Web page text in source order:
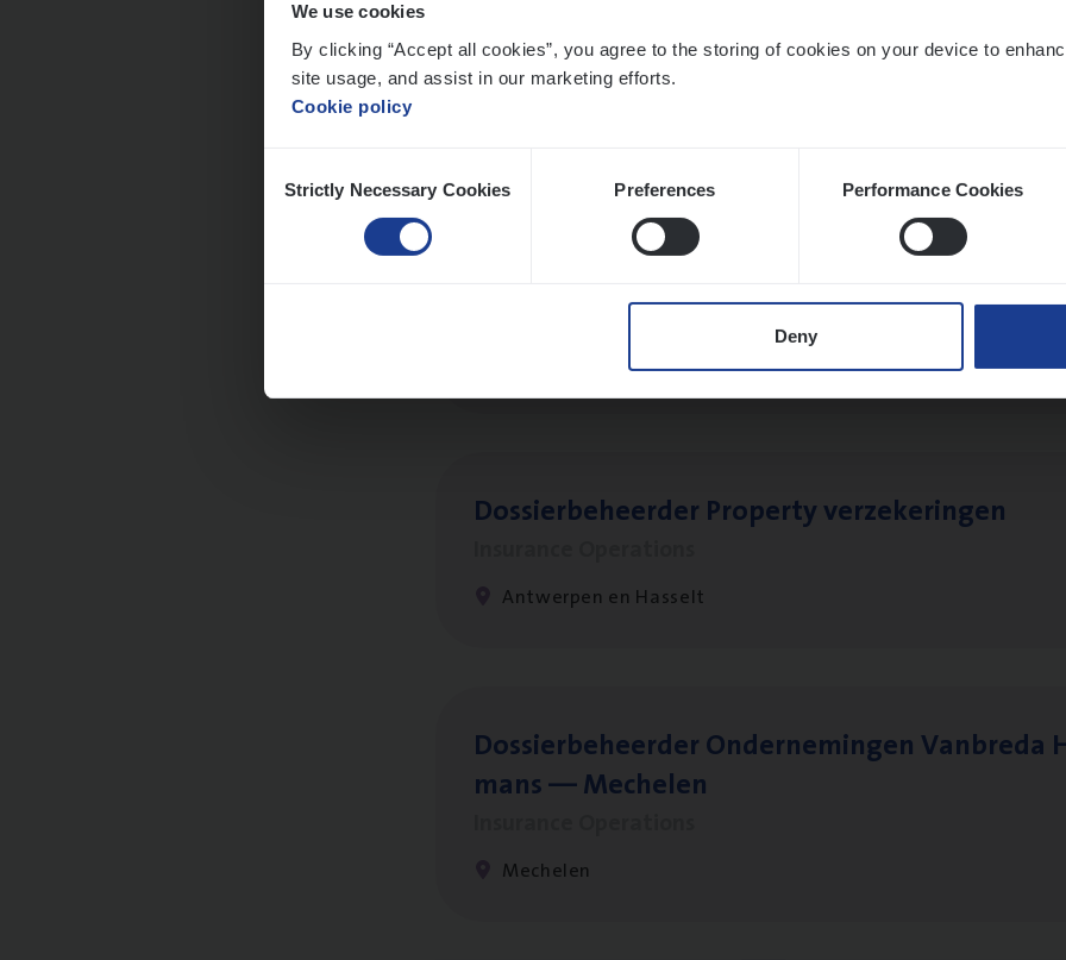
We use cookies
By clicking “Accept all cookies”, you agree to the storing of cookies on your device to
site usage, and assist in our marketing efforts.
Cookie policy
Selection
Strictly Necessary Cookies Preferences Performance Cookies
Deny
Busi­ness Mana­ger Mari­ne Cargo
People Management, Sales Management
Insurance Operations
Dos­sier­be­heer­der Pro­per­ty verzekeringen
Antwerpen en Hasselt
Dos­sier­be­heer­der Onder­ne­min­gen Van­b­re­da
mans — Mechelen
Mechelen